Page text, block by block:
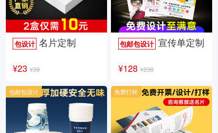
包设计 名片定制
¥23 ¥39
包邮包设计宣传单定制
¥128 ¥238
包邮包设计 免费打样